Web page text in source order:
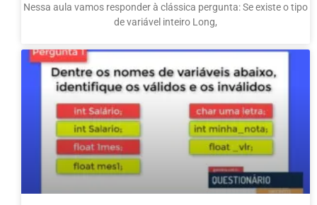
Nessa aula vamos responder à clássica pergunta: Se existe o tipo
de variável inteiro Long,